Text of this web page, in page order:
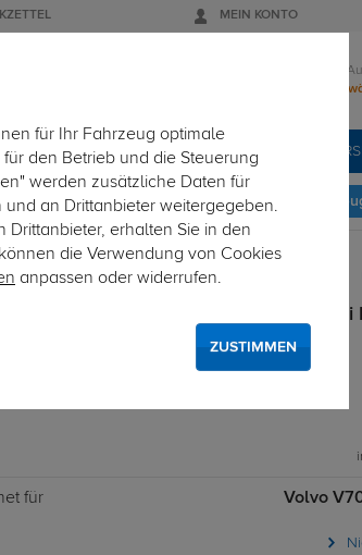
MEIN KONTO
Mein
Bitte
ZUBEHÖR EINBAUSERVICE
Hier geht's zur
2235
Elektrosatz 7-pol. für Volvo V70 Kombi
für Volvo
für Ihr Fahrzeug optimale
den Betrieb und die Steuerung
werden zusätzliche Daten für
an Drittanbieter weitergegeben.
erhalten Sie in den
die Verwendung von Cookies
anpassen oder widerrufen.
ZUSTIMMEN